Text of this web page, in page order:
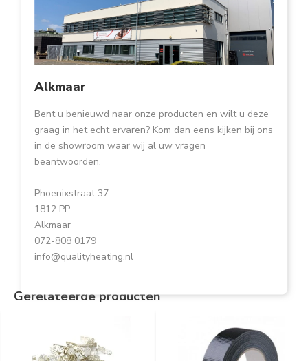
Alkmaar
Bent u benieuwd naar onze producten en wilt u deze
graag in het echt ervaren? Kom dan eens kijken bij ons
in de showroom waar wij al uw vragen
beantwoorden.
Phoenixstraat 37
1812 PP
Alkmaar
072-808 0179
info@qualityheating.nl
Gerelateerde producten